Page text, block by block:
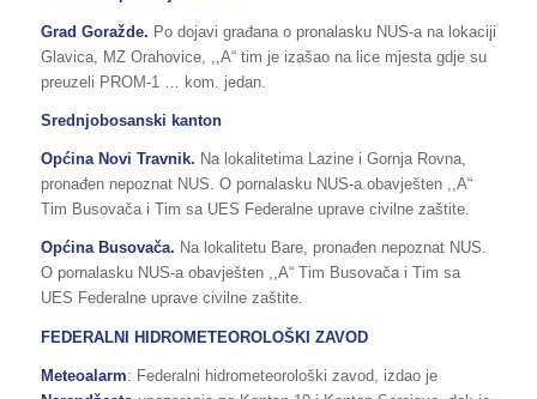
Grad Goražde. Po dojavi građana o pronalasku NUS-a na lokaciji
Glavica, MZ Orahovice, ,,A“ tim je izašao na lice mjesta gdje su
preuzeli PROM-1 … kom. jedan.
Srednjobosanski kanton
Općina Novi Travnik. Na lokalitetima Lazine i Gornja Rovna,
pronađen nepoznat NUS. O pornalasku NUS-a obavješten ,,A“
Tim Busovača i Tim sa UES Federalne uprave civilne zaštite.
Općina Busovača. Na lokalitetu Bare, pronađen nepoznat NUS.
O pornalasku NUS-a obavješten ,,A“ Tim Busovača i Tim sa
UES Federalne uprave civilne zaštite.
FEDERALNI HIDROMETEOROLOŠKI ZAVOD
Meteoalarm: Federalni hidrometeorološki zavod, izdao je